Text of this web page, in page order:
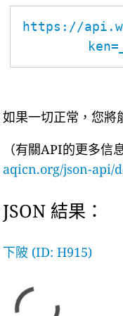
https://
如果一切正常，您將
（有關API的更多信
aqicn.org/json-api/
JSON 結果：
下陂 (ID: H915)